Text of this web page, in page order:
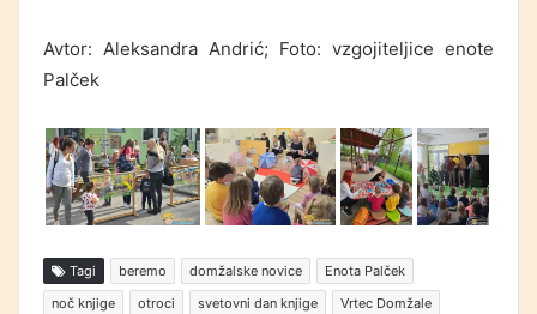
Avtor: Aleksandra Andrić; Foto: vzgojiteljice enote
Palček
Tagi beremo domžalske novice
Enota Palček
noč knjige
otroci svetovni dan knjige
Vrtec Domžale